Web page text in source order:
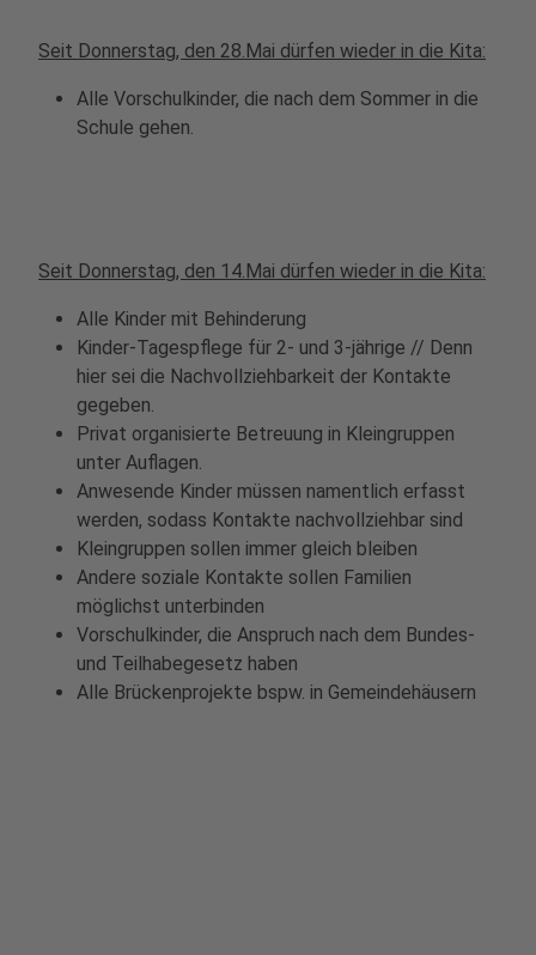
Seit Donnerstag, den 28.Mai dürfen wieder in die Kita:
Alle Vorschulkinder, die nach dem Sommer in die
Schule gehen.
Seit Donnerstag, den 14.Mai dürfen wieder in die Kita:
Alle Kinder mit Behinderung
Kinder-Tagespflege für 2- und 3-jährige // Denn
hier sei die Nachvollziehbarkeit der Kontakte
gegeben.
Privat organisierte Betreuung in Kleingruppen
unter Auflagen.
Anwesende Kinder müssen namentlich erfasst
werden, sodass Kontakte nachvollziehbar sind
Kleingruppen sollen immer gleich bleiben
Andere soziale Kontakte sollen Familien
möglichst unterbinden
Vorschulkinder, die Anspruch nach dem Bundes-
und Teilhabegesetz haben
Alle Brückenprojekte bspw. in Gemeindehäusern